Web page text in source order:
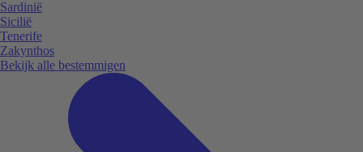
Sardinië
Sicilië
Tenerife
Zakynthos
Bekijk alle bestemmigen